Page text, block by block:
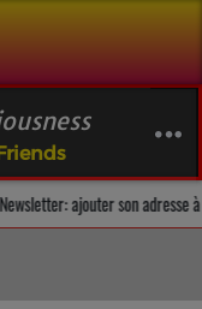
& Merch